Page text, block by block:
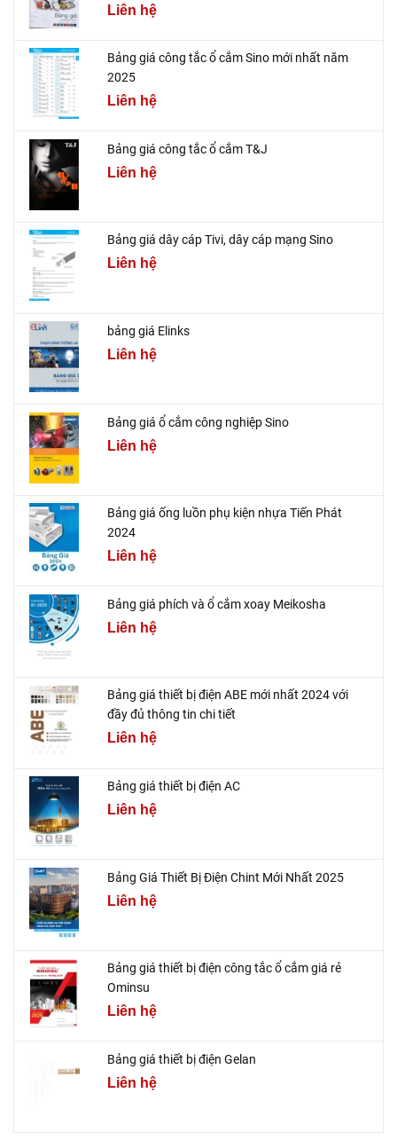
Liên hệ
Bảng giá công tắc ổ cắm Sino mới nhất năm
2025
Liên hệ
Bảng giá công tắc ổ cắm T&J
Liên hệ
Bảng giá dây cáp Tivi, dây cáp mạng Sino
Liên hệ
bảng giá Elinks
Liên hệ
Bảng giá ổ cắm công nghiệp Sino
Liên hệ
Bảng giá ống luồn phụ kiện nhựa Tiến Phát
2024
Liên hệ
Bảng giá phích và ổ cắm xoay Meikosha
Liên hệ
Bảng giá thiết bị điện ABE mới nhất 2024 với
đầy đủ thông tin chi tiết
Liên hệ
Bảng giá thiết bị điện AC
Liên hệ
Bảng Giá Thiết Bị Điện Chint Mới Nhất 2025
Liên hệ
Bảng giá thiết bị điện công tắc ổ cắm giá rẻ
Ominsu
Liên hệ
Bảng giá thiết bị điện Gelan
Liên hệ